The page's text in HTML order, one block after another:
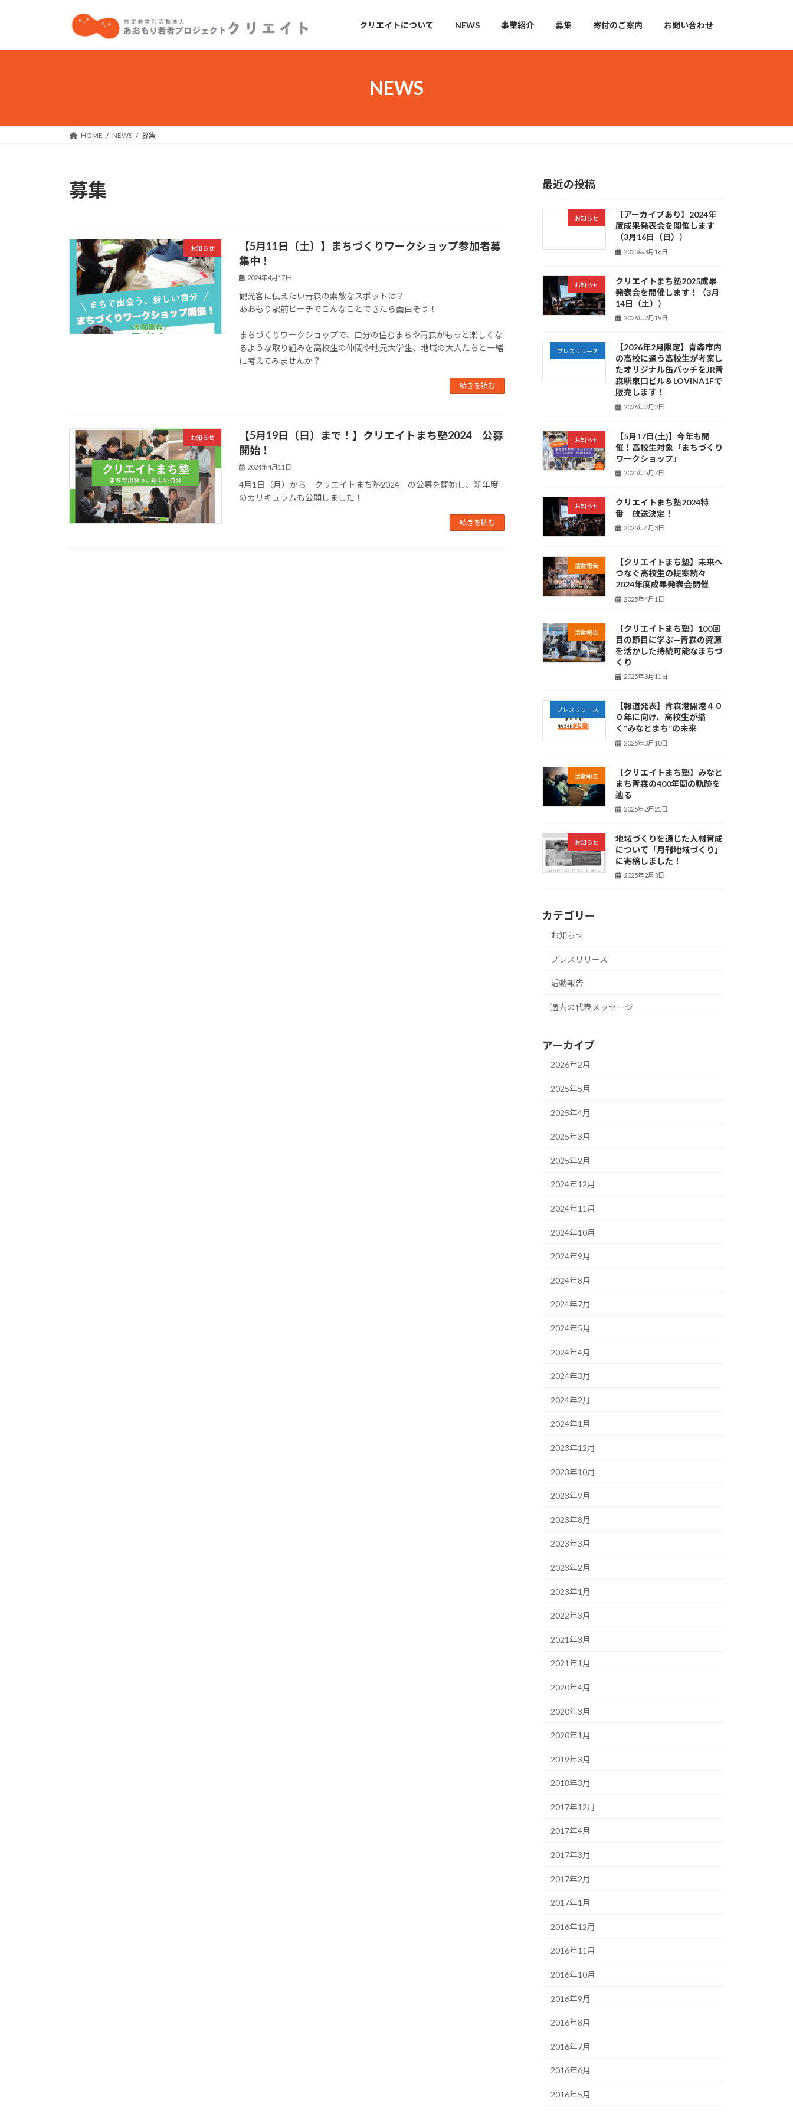
ン
ー
クリエイトについて NEWS 事業紹介 募集 寄付のご案内 お問い合わせ
NEWS
HOME NEWS 募集
募集
お知らせ
【5月11日（土）】まちづくりワークショップ参加者募
集中！
2024年4月17日
観光客に伝えたい青森の素敵なスポットは？
あおもり駅前ビーチでこんなことできたら面白そう！
まちづくりワークショップで、自分の住むまちや青森がもっと楽しくな
るような取り組みを高校生の仲間や地元大学生、地域の大人たちと一緒
に考えてみませんか？
続きを読む
お知らせ
【5月19日（日）まで！】クリエイトまち塾2024 公募
開始！
2024年4月11日
4月1日（月）から「クリエイトまち塾2024」の公募を開始し、新年度
のカリキュラムも公開しました！
続きを読む
最近の投稿
お知らせ
【アーカイブあり】2024年
度成果発表会を開催します
（3月16日（日））
2025年3月16日
お知らせ
クリエイトまち塾2025成果
発表会を開催します！（3月
14日（土））
2026年2月19日
プレスリリース
【2026年2月限定】青森市内
の高校に通う高校生が考案し
たオリジナル缶バッチをJR青
森駅東口ビル＆LOVINA1Fで
販売します！
2026年2月2日
お知らせ
【5月17日(土)】今年も開
催！高校生対象「まちづくり
ワークショップ」
2025年5月7日
お知らせ
クリエイトまち塾2024特
番 放送決定！
2025年4月3日
活動報告
【クリエイトまち塾】未来へ
つなぐ高校生の提案続々
2024年度成果発表会開催
2025年4月1日
活動報告
【クリエイトまち塾】100回
目の節目に学ぶ—青森の資源
を活かした持続可能なまちづ
くり
2025年3月11日
プレスリリース
【報道発表】青森港開港４０
０年に向け、高校生が描
く“みなとまち”の未来
2025年3月10日
活動報告
【クリエイトまち塾】みなと
まち青森の400年間の軌跡を
辿る
2025年2月21日
お知らせ
地域づくりを通じた人材育成
について「月刊地域づくり」
に寄稿しました！
2025年2月3日
カテゴリー
お知らせ
プレスリリース
活動報告
過去の代表メッセージ
アーカイブ
2026年2月
2025年5月
2025年4月
2025年3月
2025年2月
2024年12月
2024年11月
2024年10月
2024年9月
2024年8月
2024年7月
2024年5月
2024年4月
2024年3月
2024年2月
2024年1月
2023年12月
2023年10月
2023年9月
2023年8月
2023年3月
2023年2月
2023年1月
2022年3月
2021年3月
2021年1月
2020年4月
2020年3月
2020年1月
2019年3月
2018年3月
2017年12月
2017年4月
2017年3月
2017年2月
2017年1月
2016年12月
2016年11月
2016年10月
2016年9月
2016年8月
2016年7月
2016年6月
2016年5月